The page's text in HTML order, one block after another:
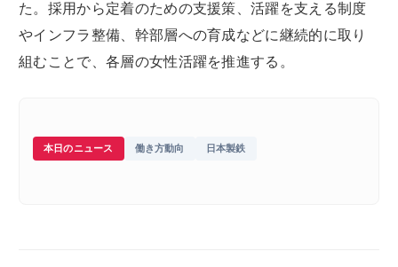
た。採用から定着のための支援策、活躍を支える制度
やインフラ整備、幹部層への育成などに継続的に取り
組むことで、各層の女性活躍を推進する。
本日のニュース 働き方動向 日本製鉄